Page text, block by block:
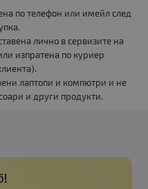
по телефон или имейл след
лично в сервизите на
изпратена по куриер
лаптопи и компютри и не
и други продукти.